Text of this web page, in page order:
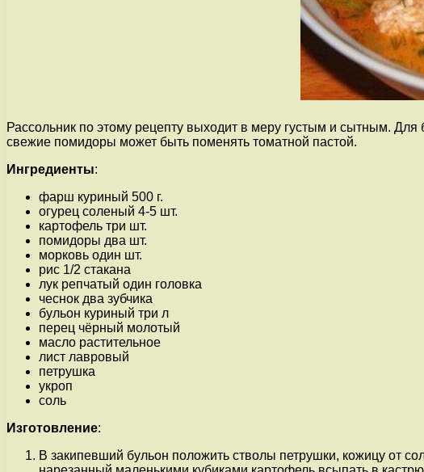
Рассольник по этому рецепту выходит в меру густым и сытным.
свежие помидоры может быть поменять томатной пастой.
Ингредиенты:
фарш куриный 500 г.
огурец соленый 4-5 шт.
картофель три шт.
помидоры два шт.
морковь один шт.
рис 1/2 стакана
лук репчатый один головка
чеснок два зубчика
бульон куриный три л
перец чёрный молотый
масло растительное
лист лавровый
петрушка
укроп
соль
Изготовление:
В закипевший бульон положить стволы петрушки, кожицу от